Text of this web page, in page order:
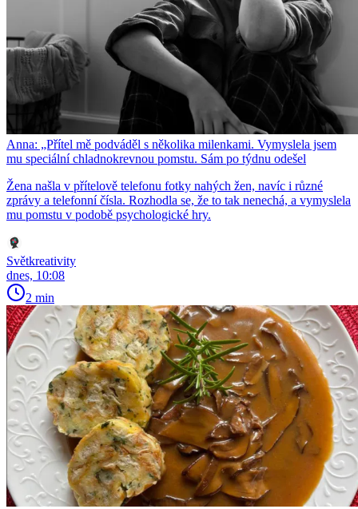
Anna: „Přítel mě podváděl s několika milenkami. Vymyslela jsem
mu speciální chladnokrevnou pomstu. Sám po týdnu odešel
Žena našla v přítelově telefonu fotky nahých žen, navíc i různé
zprávy a telefonní čísla. Rozhodla se, že to tak nenechá, a vymyslela
mu pomstu v podobě psychologické hry.
Světkreativity
dnes, 10:08
2 min